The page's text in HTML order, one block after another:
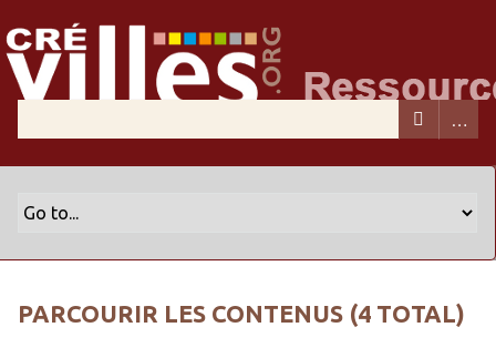
PARCOURIR LES CONTENUS (4 TOTAL)